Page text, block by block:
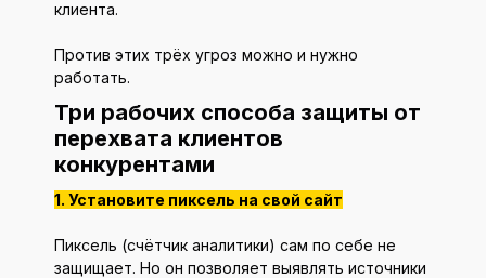
клиента.
Против этих трёх угроз можно и нужно
работать.
Три рабочих способа защиты от
перехвата клиентов
конкурентами
1. Установите пиксель на свой сайт
Пиксель (счётчик аналитики) сам по себе не
защищает. Но он позволяет выявлять источники